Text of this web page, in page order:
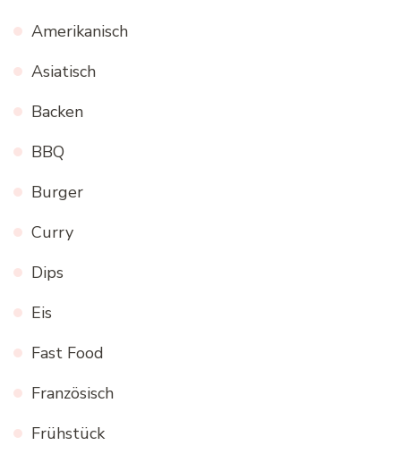
Amerikanisch
Asiatisch
Backen
BBQ
Burger
Curry
Dips
Eis
Fast Food
Französisch
Frühstück